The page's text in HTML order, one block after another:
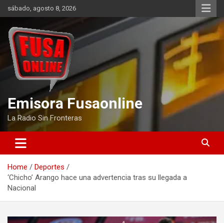
Skip
to
content
sábado, agosto 8, 2026
Emisora Fusaonline
La Radio Sin Fronteras
Home
Deportes
‘Chicho’ Arango hace una advertencia tras su llegada a
Nacional